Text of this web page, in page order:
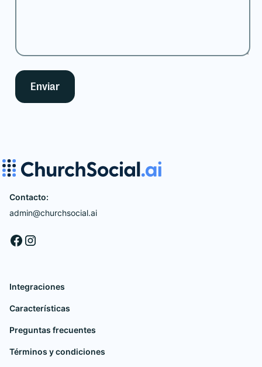
Contacto:
admin@churchsocial.ai
Integraciones
Características
Preguntas frecuentes
Términos y condiciones